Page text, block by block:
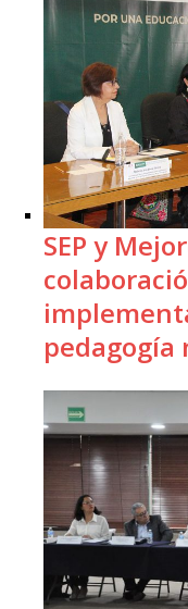
SEP y
pedagogía